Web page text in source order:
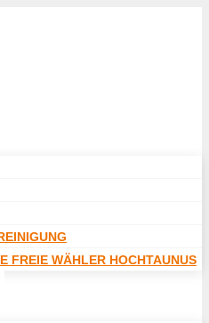
FREIE WÄHLER HOCHTAUNUS